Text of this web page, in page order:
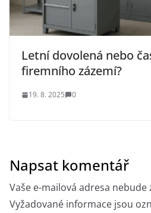
Letní dovolená nebo
firemního zázemí?
19. 8. 2025 0
Napsat komentář
Vaše e-mailová adresa nebude
Vyžadované informace jsou